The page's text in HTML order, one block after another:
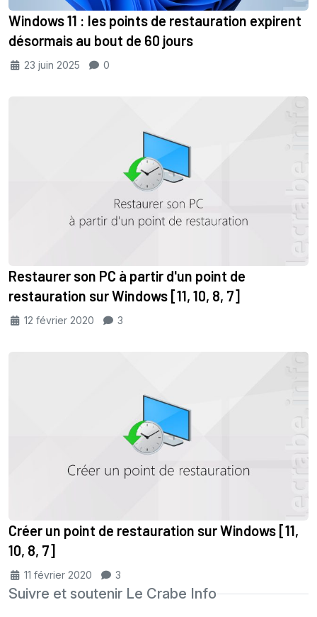
Windows 11 : les points de restauration expirent
désormais au bout de 60 jours
23 juin 2025 0
Restaurer son PC à partir d'un point de
restauration sur Windows [11, 10, 8, 7]
12 février 2020 3
Créer un point de restauration sur Windows [11,
10, 8, 7]
11 février 2020 3
Suivre et soutenir Le Crabe Info